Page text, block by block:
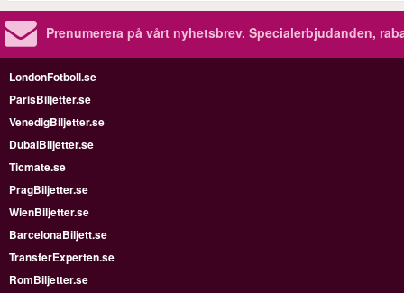
Prenumerera på vårt nyhetsbrev. Specialerbjudanden,
LondonFotboll.se
ParisBiljetter.se
VenedigBiljetter.se
DubaiBiljetter.se
Ticmate.se
PragBiljetter.se
WienBiljetter.se
BarcelonaBiljett.se
TransferExperten.se
RomBiljetter.se